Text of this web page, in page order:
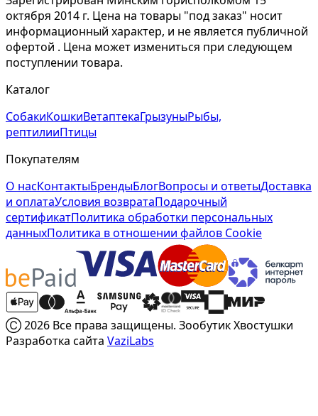
октября 2014 г. Цена на товары "под заказ" носит
информационный характер, и не является публичной
офертой . Цена может измениться при следующем
поступлении товара.
Каталог
СобакиКошкиВетаптекаГрызуныРыбы,
рептилииПтицы
Покупателям
О насКонтактыБрендыБлогВопросы и ответыДоставка
и оплатаУсловия возвратаПодарочный
сертификатПолитика обработки персональных
данныхПолитика в отношении файлов Cookie
Ⓒ 2026 Все права защищены. Зообутик Хвостушки
Разработка сайта VaziLabs